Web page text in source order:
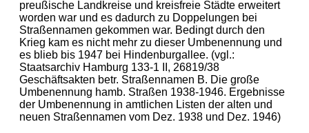
preußische Landkreise und kreisfreie Städte erweitert
worden war und es dadurch zu Doppelungen bei
Straßennamen gekommen war. Bedingt durch den
Krieg kam es nicht mehr zu dieser Umbenennung und
es blieb bis 1947 bei Hindenburgallee. (vgl.:
Staatsarchiv Hamburg 133-1 II, 26819/38
Geschäftsakten betr. Straßennamen B. Die große
Umbenennung hamb. Straßen 1938-1946. Ergebnisse
der Umbenennung in amtlichen Listen der alten und
neuen Straßennamen vom Dez. 1938 und Dez. 1946)